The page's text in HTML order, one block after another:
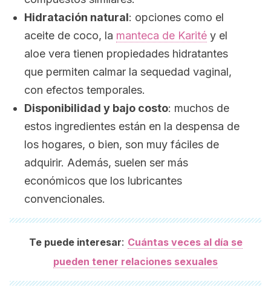
Hidratación natural: opciones como el
aceite de coco, la manteca de Karité y el
aloe vera tienen propiedades hidratantes
que permiten calmar la sequedad vaginal,
con efectos temporales.
Disponibilidad y bajo costo: muchos de
estos ingredientes están en la despensa de
los hogares, o bien, son muy fáciles de
adquirir. Además, suelen ser más
económicos que los lubricantes
convencionales.
Te puede interesar: Cuántas veces al día se
pueden tener relaciones sexuales